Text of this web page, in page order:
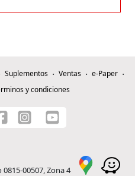
Suplementos Ventas
e-Paper
y condiciones
00507, Zona 4